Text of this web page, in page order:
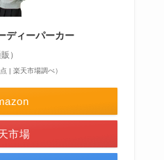
ディーパーカー
）
| 楽天市場調べ）
市場